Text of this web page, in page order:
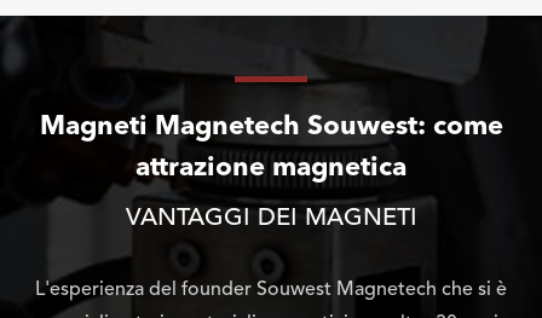
Magneti Magnetech Souwest: come
attrazione magnetica
VANTAGGI DEI MAGNETI
L'esperienza del founder Souwest Magnetech che si è